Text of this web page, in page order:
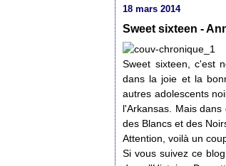
18 mars 2014
Sweet sixteen -
Sweet sixteen, c'est
dans la joie et la
autres adolescents
l'Arkansas. Mais
des Blancs et des
Attention, voilà un
Si vous suivez ce